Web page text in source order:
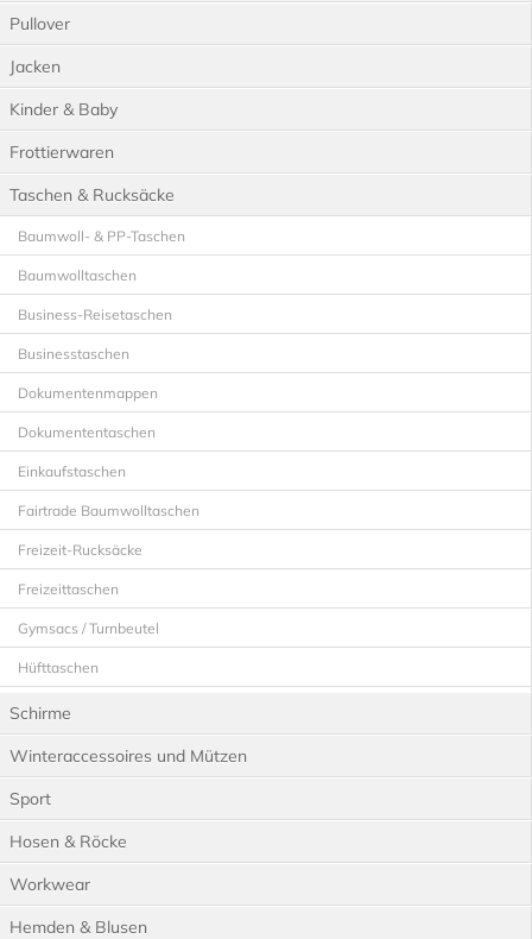
Pullover
Jacken
Kinder & Baby
Frottierwaren
Taschen & Rucksäcke
Baumwoll- & PP-Taschen
Baumwolltaschen
Business-Reisetaschen
Businesstaschen
Dokumentenmappen
Dokumententaschen
Einkaufstaschen
Fairtrade Baumwolltaschen
Freizeit-Rucksäcke
Freizeittaschen
Gymsacs / Turnbeutel
Hüfttaschen
Jute-Taschen
Laptop-Taschen
Rucksäcke
Sport- & Reisetaschen
Schirme
Winteraccessoires und Mützen
Sport
Hosen & Röcke
Workwear
Hemden & Blusen